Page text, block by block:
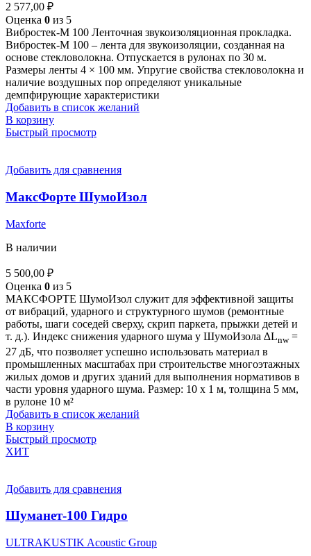
2 577,00 ₽
Оценка 0 из 5
Вибростек-М 100 Ленточная звукоизоляционная прокладка.
Вибростек-М 100 – лента для звукоизоляции, созданная на
основе стекловолокна. Отпускается в рулонах по 30 м.
Размеры ленты 4 × 100 мм. Упругие свойства стекловолокна и
наличие воздушных пор определяют уникальные
демпфирующие характеристики
Добавить в список желаний
В корзину
Быстрый просмотр
Добавить для сравнения
МаксФорте ШумоИзол
Maxforte
В наличии
5 500,00 ₽
Оценка 0 из 5
МАКСФОРТЕ ШумоИзол служит для эффективной защиты
от вибраций, ударного и структурного шумов (ремонтные
работы, шаги соседей сверху, скрип паркета, прыжки детей и
т. д.). Индекс снижения ударного шума у ШумоИзола ∆Lnw=
27 дБ, что позволяет успешно использовать материал в
промышленных масштабах при строительстве многоэтажных
жилых домов и других зданий для выполнения нормативов в
части уровня ударного шума. Размер: 10 х 1 м, толщина 5 мм,
в рулоне 10 м²
Добавить в список желаний
В корзину
Быстрый просмотр
ХИТ
Добавить для сравнения
Шуманет-100 Гидро
ULTRAKUSTIK Acoustic Group